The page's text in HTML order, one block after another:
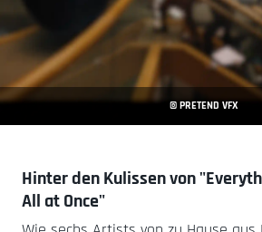
© PRETEND VFX
Hinter den Kulissen von
All at Once"